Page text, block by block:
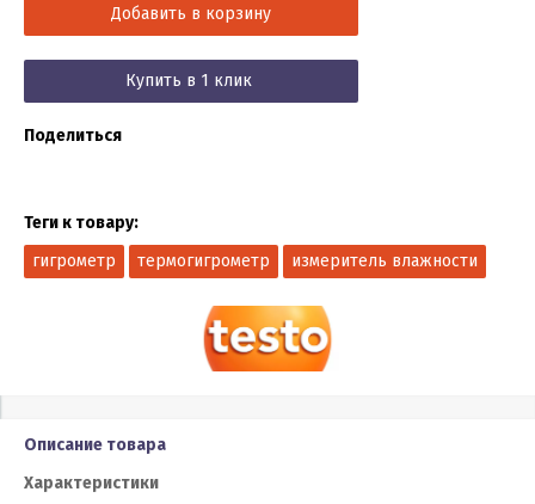
Добавить в корзину
Купить в 1 клик
Поделиться
Теги к товару:
гигрометр
термогигрометр измеритель влажности
Описание товара
Характеристики